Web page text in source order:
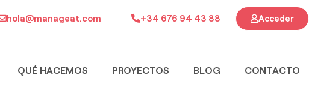
hola@manageat.com +34 676 94 43 88 Acceder
QUÉ HACEMOS PROYECTOS BLOG CONTACTO